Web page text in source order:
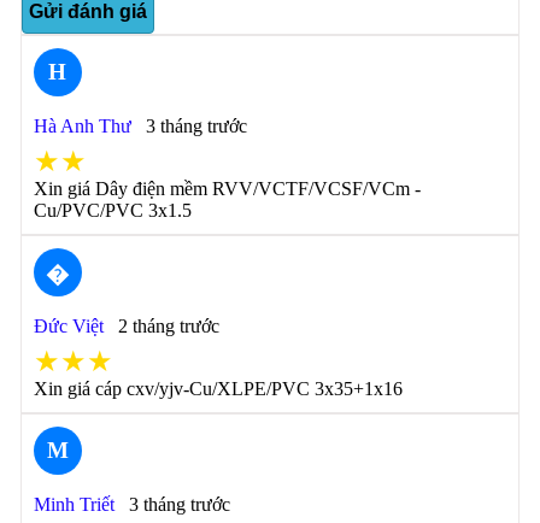
Gửi đánh giá
H
Hà Anh Thư 3 tháng trước
★★
Xin giá Dây điện mềm RVV/VCTF/VCSF/VCm -
Cu/PVC/PVC 3x1.5
�
Đức Việt 2 tháng trước
★★★
Xin giá cáp cxv/yjv-Cu/XLPE/PVC 3x35+1x16
M
Minh Triết 3 tháng trước